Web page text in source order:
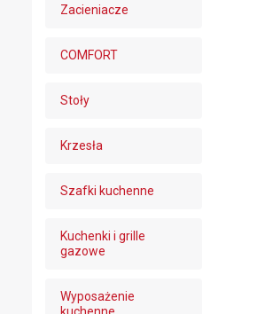
Zacieniacze
COMFORT
Stoły
Krzesła
Szafki kuchenne
Kuchenki i grille
gazowe
Wyposażenie